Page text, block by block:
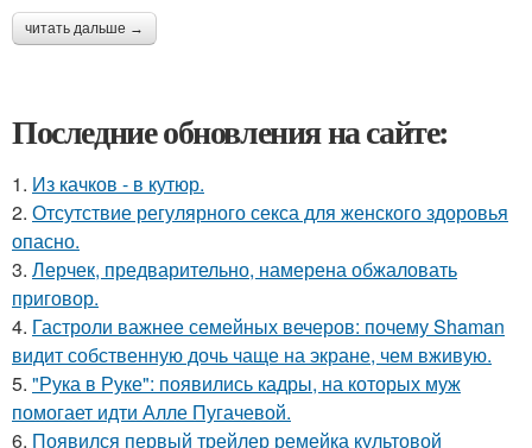
читать дальше →
Последние обновления на сайте:
1. Из качков - в кутюр.
2. Отсутствие регулярного секса для женского здоровья
опасно.
3. Лерчек, предварительно, намерена обжаловать
приговор.
4. Гастроли важнее семейных вечеров: почему Shaman
видит собственную дочь чаще на экране, чем вживую.
5. "Рука в Руке": появились кадры, на которых муж
помогает идти Алле Пугачевой.
6. Появился первый трейлер ремейка культовой